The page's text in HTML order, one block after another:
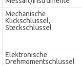
Mechanische
Klickschlüssel,
Steckschlüssel
Elektronische
Drehmomentschlüssel